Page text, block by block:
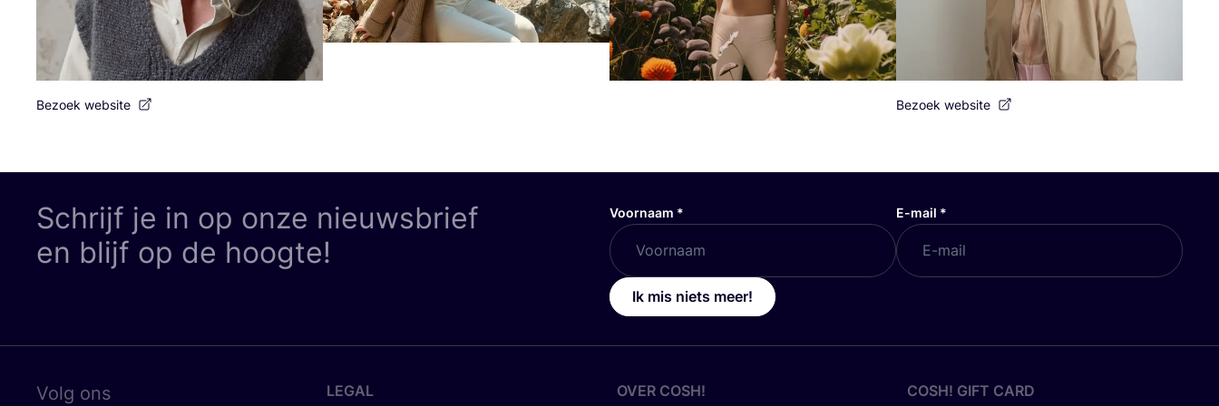
Bezoek website Bezoek website
Schrijf je in op onze nieuwsbrief
en blijf op de hoogte!
Voornaam * E-mail *
Ik mis niets meer!
Volg ons LEGAL OVER COSH! COSH! GIFT CARD